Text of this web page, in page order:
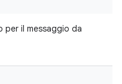
per il messaggio da